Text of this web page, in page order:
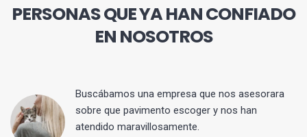
PERSONAS QUE YA HAN CONFIADO
EN NOSOTROS
Buscábamos una empresa que nos asesorara
sobre que pavimento escoger y nos han
atendido maravillosamente.